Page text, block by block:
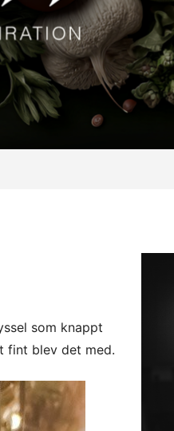
som knappt
fint blev det med.